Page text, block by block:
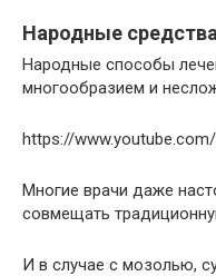
Народные средства
Народные способы
многообразием и
https://
Многие врачи даже
совмещать
И в случае с мозолью,